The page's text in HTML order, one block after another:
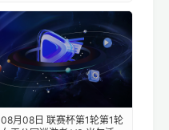
08月08日 联赛杯第1轮第1轮